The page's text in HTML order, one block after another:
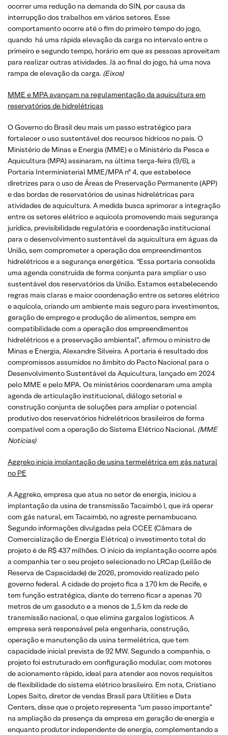
ocorrer uma redução na demanda do SIN, por causa da
interrupção dos trabalhos em vários setores. Esse
comportamento ocorre até o fim do primeiro tempo do jogo,
quando há uma rápida elevação da carga no intervalo entre o
primeiro e segundo tempo, horário em que as pessoas aproveitam
para realizar outras atividades. Já ao final do jogo, há uma nova
rampa de elevação da carga. (Eixos)
MME e MPA avançam na regulamentação da aquicultura em
reservatórios de hidrelétricas
O Governo do Brasil deu mais um passo estratégico para
fortalecer o uso sustentável dos recursos hídricos no país. O
Ministério de Minas e Energia (MME) e o Ministério da Pesca e
Aquicultura (MPA) assinaram, na última terça-feira (9/6), a
Portaria Interministerial MME/MPA nº 4, que estabelece
diretrizes para o uso de Áreas de Preservação Permanente (APP)
e das bordas de reservatórios de usinas hidrelétricas para
atividades de aquicultura. A medida busca aprimorar a integração
entre os setores elétrico e aquícola promovendo mais segurança
jurídica, previsibilidade regulatória e coordenação institucional
para o desenvolvimento sustentável da aquicultura em águas da
União, sem comprometer a operação dos empreendimentos
hidrelétricos e a segurança energética. “Essa portaria consolida
uma agenda construída de forma conjunta para ampliar o uso
sustentável dos reservatórios da União. Estamos estabelecendo
regras mais claras e maior coordenação entre os setores elétrico
e aquícola, criando um ambiente mais seguro para investimentos,
geração de emprego e produção de alimentos, sempre em
compatibilidade com a operação dos empreendimentos
hidrelétricos e a preservação ambiental”, afirmou o ministro de
Minas e Energia, Alexandre Silveira. A portaria é resultado dos
compromissos assumidos no âmbito do Pacto Nacional para o
Desenvolvimento Sustentável da Aquicultura, lançado em 2024
pelo MME e pelo MPA. Os ministérios coordenaram uma ampla
agenda de articulação institucional, diálogo setorial e
construção conjunta de soluções para ampliar o potencial
produtivo dos reservatórios hidrelétricos brasileiros de forma
compatível com a operação do Sistema Elétrico Nacional. (MME
Notícias)
Aggreko inicia implantação de usina termelétrica em gás natural
no PE
A Aggreko, empresa que atua no setor de energia, iniciou a
implantação da usina de transmissão Tacaimbó I, que irá operar
com gás natural, em Tacaimbó, no agreste pernambucano.
Segundo informações divulgadas pela CCEE (Câmara de
Comercialização de Energia Elétrica) o investimento total do
projeto é de R$ 437 milhões. O início da implantação ocorre após
a companhia ter o seu projeto selecionado no LRCap (Leilão de
Reserva de Capacidade) de 2026, promovido realizado pelo
governo federal. A cidade do projeto fica a 170 km de Recife, e
tem função estratégica, diante do terreno ficar a apenas 70
metros de um gasoduto e a menos de 1,5 km da rede de
transmissão nacional, o que elimina gargalos logísticos. A
empresa será responsável pela engenharia, construção,
operação e manutenção da usina termelétrica, que tem
capacidade inicial prevista de 92 MW. Segundo a companhia, o
projeto foi estruturado em configuração modular, com motores
de acionamento rápido, ideal para atender aos novos requisitos
de flexibilidade do sistema elétrico brasileiro. Em nota, Cristiano
Lopes Saito, diretor de vendas Brasil para Utilities e Data
Centers, disse que o projeto representa “um passo importante”
na ampliação da presença da empresa em geração de energia e
enquanto produtor independente de energia, complementando a